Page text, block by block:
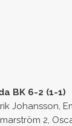
BK 6-2 (1-1)
Johansson,
2,